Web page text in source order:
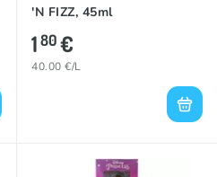
'N FIZZ, 45ml
180€
40.00 €/L